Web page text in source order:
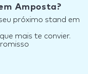
Amposta?
próximo stand em
mais te convier.